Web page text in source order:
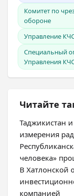
Комитет по
обороне
Управление
Специальный
Управления
Читайте
Таджикистан
измерения
человека»
В Хатлонской
компанией